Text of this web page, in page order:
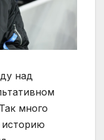
над
много
историю